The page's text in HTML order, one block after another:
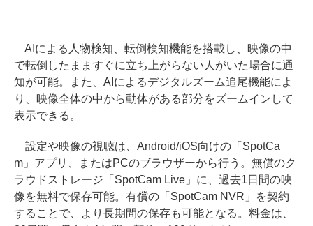
AIによる人物検知、転倒検知機能を搭載し、映像の中
で転倒したまますぐに立ち上がらない人がいた場合に通
知が可能。また、AIによるデジタルズーム追尾機能によ
り、映像全体の中から動体がある部分をズームインして
表示できる。
設定や映像の視聴は、Android/iOS向けの「SpotCa
m」アプリ、またはPCのブラウザーから行う。無償のク
ラウドストレージ「SpotCam Live」に、過去1日間の映
像を無料で保存可能。有償の「SpotCam NVR」を契約
することで、より長期間の保存も可能となる。料金は、